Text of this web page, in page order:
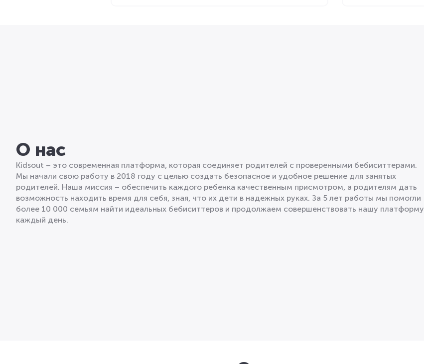
О нас
Kidsout – это современная платформа, которая соединяет родителей с проверенными бебиситтерами.
Мы начали свою работу в 2018 году с целью создать безопасное и удобное решение для занятых
родителей. Наша миссия – обеспечить каждого ребенка качественным присмотром, а родителям дать
возможность находить время для себя, зная, что их дети в надежных руках. За 5 лет работы мы помогли
более 10 000 семьям найти идеальных бебиситтеров и продолжаем совершенствовать нашу платформу
каждый день.